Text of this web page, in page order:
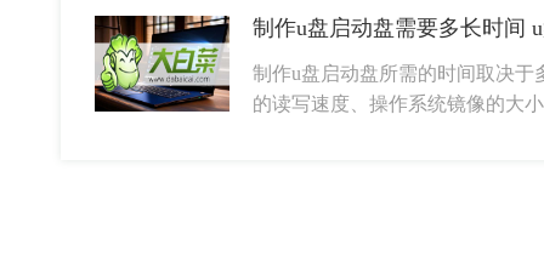
制作u盘启动盘需要多长时间
制作u盘启动盘所需的时间取决
的读写速度、操作系统镜像的大